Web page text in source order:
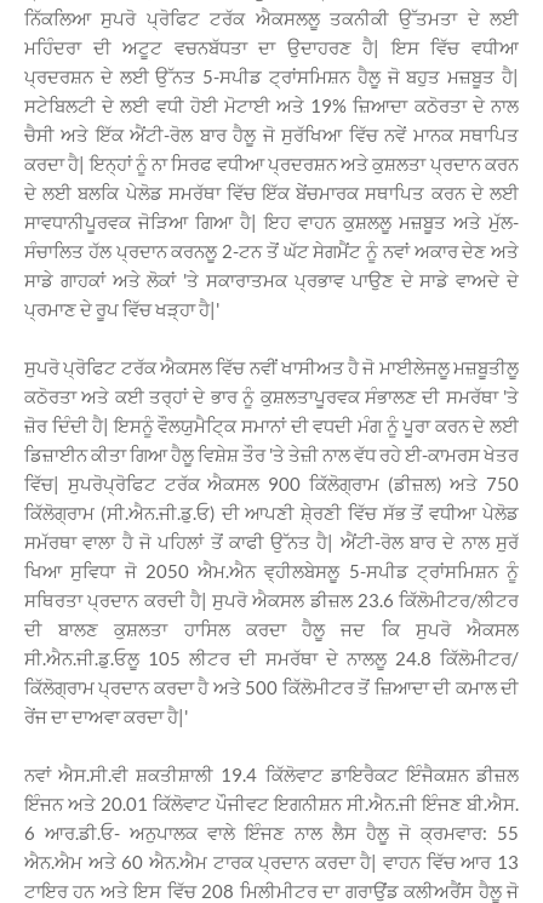
ਨਿੱਕਲਿਆ ਸੁਪਰੋ ਪ੍ਰੋਫਿਟ ਟਰੱਕ ਐਕਸਲਲੂ ਤਕਨੀਕੀ ਉੱਤਮਤਾ ਦੇ ਲਈ
ਮਹਿੰਦਰਾ ਦੀ ਅਟੂਟ ਵਚਨਬੱਧਤਾ ਦਾ ਉਦਾਹਰਣ ਹੈ| ਇਸ ਵਿੱਚ ਵਧੀਆ
ਪ੍ਰਦਰਸ਼ਨ ਦੇ ਲਈ ਉੱਨਤ 5-ਸਪੀਡ ਟ੍ਰਾਂਸਮਿਸ਼ਨ ਹੈਲੂ ਜੋ ਬਹੁਤ ਮਜ਼ਬੂਤ ਹੈ|
ਸਟੇਬਿਲਟੀ ਦੇ ਲਈ ਵਧੀ ਹੋਈ ਮੋਟਾਈ ਅਤੇ 19% ਜ਼ਿਆਦਾ ਕਠੋਰਤਾ ਦੇ ਨਾਲ
ਚੈਸੀ ਅਤੇ ਇੱਕ ਐਂਟੀ-ਰੋਲ ਬਾਰ ਹੈਲੂ ਜੋ ਸੁਰੱਖਿਆ ਵਿੱਚ ਨਵੇਂ ਮਾਨਕ ਸਥਾਪਿਤ
ਕਰਦਾ ਹੈ| ਇਨ੍ਹਾਂ ਨੂੰ ਨਾ ਸਿਰਫ ਵਧੀਆ ਪ੍ਰਦਰਸ਼ਨ ਅਤੇ ਕੁਸ਼ਲਤਾ ਪ੍ਰਦਾਨ ਕਰਨ
ਦੇ ਲਈ ਬਲਕਿ ਪੇਲੋਡ ਸਮਰੱਥਾ ਵਿੱਚ ਇੱਕ ਬੇਂਚਮਾਰਕ ਸਥਾਪਿਤ ਕਰਨ ਦੇ ਲਈ
ਸਾਵਧਾਨੀਪੂਰਵਕ ਜੋੜਿਆ ਗਿਆ ਹੈ| ਇਹ ਵਾਹਨ ਕੁਸ਼ਲਲੂ ਮਜ਼ਬੂਤ ਅਤੇ ਮੁੱਲ-
ਸੰਚਾਲਿਤ ਹੱਲ ਪ੍ਰਦਾਨ ਕਰਨਲੂ 2-ਟਨ ਤੋਂ ਘੱਟ ਸੇਗਮੈਂਟ ਨੂੰ ਨਵਾਂ ਅਕਾਰ ਦੇਣ ਅਤੇ
ਸਾਡੇ ਗਾਹਕਾਂ ਅਤੇ ਲੋਕਾਂ 'ਤੇ ਸਕਾਰਾਤਮਕ ਪ੍ਰਭਾਵ ਪਾਉਣ ਦੇ ਸਾਡੇ ਵਾਅਦੇ ਦੇ
ਪ੍ਰਮਾਣ ਦੇ ਰੂਪ ਵਿੱਚ ਖੜ੍ਹਾ ਹੈ|'
ਸੁਪਰੋ ਪ੍ਰੋਫਿਟ ਟਰੱਕ ਐਕਸਲ ਵਿੱਚ ਨਵੀਂ ਖਾਸੀਅਤ ਹੈ ਜੋ ਮਾਈਲੇਜਲੂ ਮਜ਼ਬੂਤੀਲੂ
ਕਠੋਰਤਾ ਅਤੇ ਕਈ ਤਰ੍ਹਾਂ ਦੇ ਭਾਰ ਨੂੰ ਕੁਸ਼ਲਤਾਪੂਰਵਕ ਸੰਭਾਲਣ ਦੀ ਸਮਰੱਥਾ 'ਤੇ
ਜ਼ੋਰ ਦਿੰਦੀ ਹੈ| ਇਸਨੂੰ ਵੌਲਯੁਮੈਟਿ੍ਕ ਸਮਾਨਾਂ ਦੀ ਵਧਦੀ ਮੰਗ ਨੂੰ ਪੂਰਾ ਕਰਨ ਦੇ ਲਈ
ਡਿਜ਼ਾਈਨ ਕੀਤਾ ਗਿਆ ਹੈਲੂ ਵਿਸ਼ੇਸ਼ ਤੌਰ 'ਤੇ ਤੇਜ਼ੀ ਨਾਲ ਵੱਧ ਰਹੇ ਈ-ਕਾਮਰਸ ਖੇਤਰ
ਵਿੱਚ| ਸੁਪਰੋਪ੍ਰੋਫਿਟ ਟਰੱਕ ਐਕਸਲ 900 ਕਿੱਲੋਗ੍ਰਾਮ (ਡੀਜ਼ਲ) ਅਤੇ 750
ਕਿੱਲੋਗ੍ਰਾਮ (ਸੀ.ਐਨ.ਜੀ.ਡੁ.ਓ) ਦੀ ਆਪਣੀ ਸ਼ੇ੍ਰਣੀ ਵਿੱਚ ਸੱਭ ਤੋਂ ਵਧੀਆ ਪੇਲੋਡ
ਸਮੱਰਥਾ ਵਾਲਾ ਹੈ ਜੋ ਪਹਿਲਾਂ ਤੋਂ ਕਾਫੀ ਉੱਨਤ ਹੈ| ਐਂਟੀ-ਰੋਲ ਬਾਰ ਦੇ ਨਾਲ ਸੁਰੱ
ਖਿਆ ਸੁਵਿਧਾ ਜੋ 2050 ਐਮ.ਐਨ ਵ੍ਹੀਲਬੇਸਲੂ 5-ਸਪੀਡ ਟ੍ਰਾਂਸਮਿਸ਼ਨ ਨੂੰ
ਸਥਿਰਤਾ ਪ੍ਰਦਾਨ ਕਰਦੀ ਹੈ| ਸੁਪਰੋ ਐਕਸਲ ਡੀਜ਼ਲ 23.6 ਕਿੱਲੋਮੀਟਰ/ਲੀਟਰ
ਦੀ ਬਾਲਣ ਕੁਸ਼ਲਤਾ ਹਾਸਿਲ ਕਰਦਾ ਹੈਲੂ ਜਦ ਕਿ ਸੁਪਰੋ ਐਕਸਲ
ਸੀ.ਐਨ.ਜੀ.ਡੁ.ਓਲੂ 105 ਲੀਟਰ ਦੀ ਸਮਰੱਥਾ ਦੇ ਨਾਲਲੂ 24.8 ਕਿੱਲੋਮੀਟਰ/
ਕਿੱਲੋਗ੍ਰਾਮ ਪ੍ਰਦਾਨ ਕਰਦਾ ਹੈ ਅਤੇ 500 ਕਿੱਲੋਮੀਟਰ ਤੋਂ ਜ਼ਿਆਦਾ ਦੀ ਕਮਾਲ ਦੀ
ਰੇਂਜ ਦਾ ਦਾਅਵਾ ਕਰਦਾ ਹੈ|'
ਨਵਾਂ ਐਸ.ਸੀ.ਵੀ ਸ਼ਕਤੀਸ਼ਾਲੀ 19.4 ਕਿੱਲੋਵਾਟ ਡਾਇਰੈਕਟ ਇੰਜੈਕਸ਼ਨ ਡੀਜ਼ਲ
ਇੰਜਨ ਅਤੇ 20.01 ਕਿੱਲੋਵਾਟ ਪੌਜੀਵਟ ਇਗਨੀਸ਼ਨ ਸੀ.ਐਨ.ਜੀ ਇੰਜਣ ਬੀ.ਐਸ.
6 ਆਰ.ਡੀ.ਓ- ਅਨੁਪਾਲਕ ਵਾਲੇ ਇੰਜਣ ਨਾਲ ਲੈਸ ਹੈਲੂ ਜੋ ਕ੍ਰਮਵਾਰ: 55
ਐਨ.ਐਮ ਅਤੇ 60 ਐਨ.ਐਮ ਟਾਰਕ ਪ੍ਰਦਾਨ ਕਰਦਾ ਹੈ| ਵਾਹਨ ਵਿੱਚ ਆਰ 13
ਟਾਇਰ ਹਨ ਅਤੇ ਇਸ ਵਿੱਚ 208 ਮਿਲੀਮੀਟਰ ਦਾ ਗਰਾਉਂਡ ਕਲੀਅਰੈਂਸ ਹੈਲੂ ਜੋ